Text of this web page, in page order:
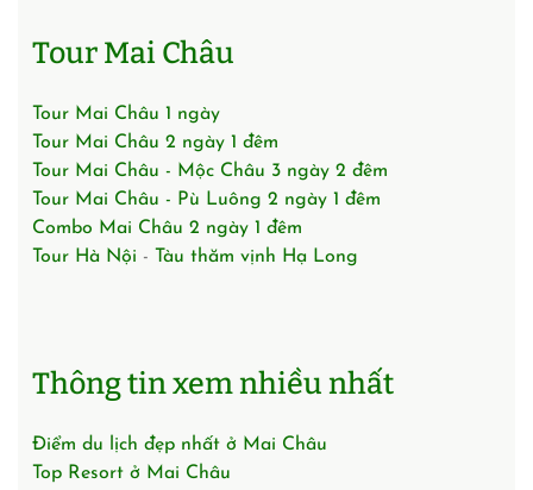
Tour Mai Châu
Tour Mai Châu 1 ngày
Tour Mai Châu 2 ngày 1 đêm
Tour Mai Châu - Mộc Châu 3 ngày 2 đêm
Tour Mai Châu - Pù Luông 2 ngày 1 đêm
Combo Mai Châu 2 ngày 1 đêm
Tour Hà Nội - Tàu thăm vịnh Hạ Long
Thông tin xem nhiều nhất
Điểm du lịch đẹp nhất ở Mai Châu
Top Resort ở Mai Châu